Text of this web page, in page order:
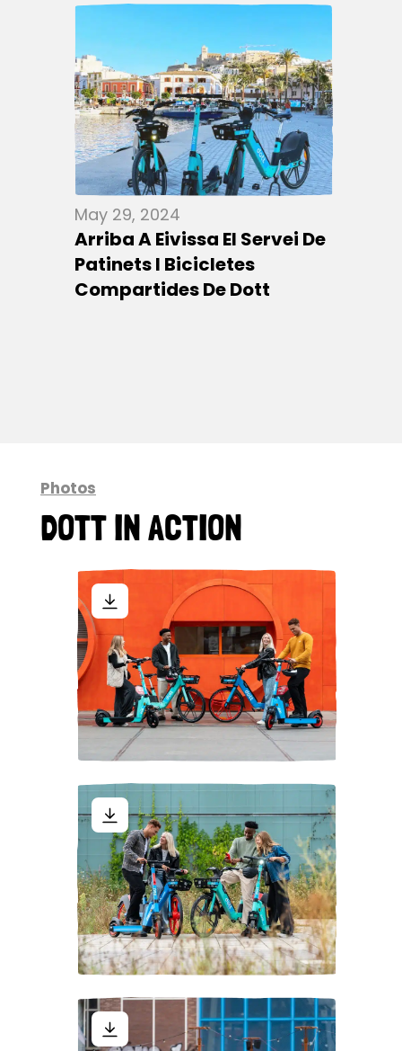
May 29, 2024
Arriba A Eivissa El Servei De
Patinets I Bicicletes
Compartides De Dott
Photos
DOTT IN ACTION